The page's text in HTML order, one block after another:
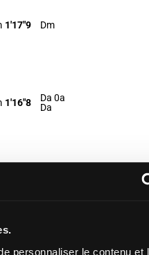
personnaliser le contenu et
1'17"9 Dm
1'16"8
Da 0a
Da